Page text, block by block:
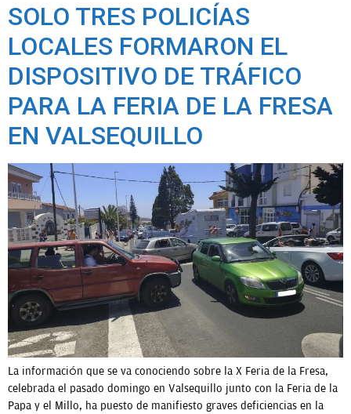
SOLO TRES POLICÍAS
LOCALES FORMARON EL
DISPOSITIVO DE TRÁFICO
PARA LA FERIA DE LA FRESA
EN VALSEQUILLO
La información que se va conociendo sobre la X Feria de la Fresa,
celebrada el pasado domingo en Valsequillo junto con la Feria de la
Papa y el Millo, ha puesto de manifiesto graves deficiencias en la